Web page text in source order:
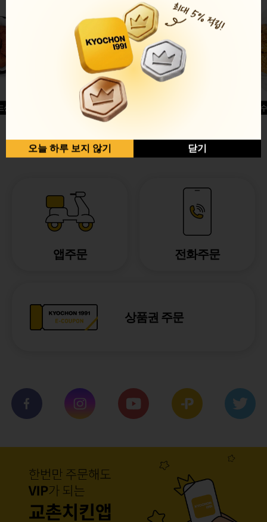
글윙
반반순살[레드+허니]
허니옥
앱주문 전화주문
상품권 주문
오늘 하루 보지 않기 닫기